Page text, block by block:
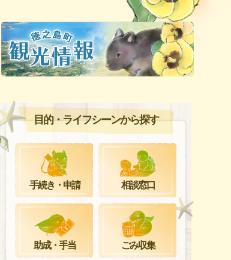
目的・ライフシーンから探す
手続き・申請 相談窓口
助成・手当 ごみ収集